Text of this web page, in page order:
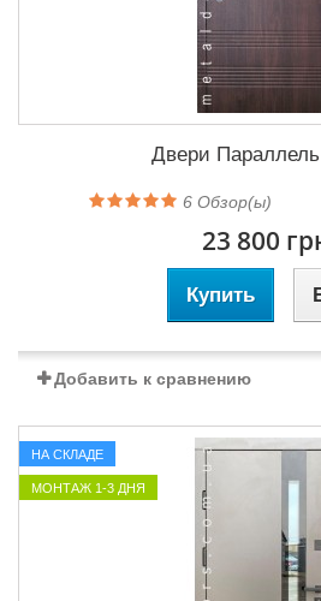
Двери
6 Обзор(ы)
23 800
Купить
Добавить к сравнению
НА СКЛАДЕ
МОНТАЖ 1-3 ДНЯ